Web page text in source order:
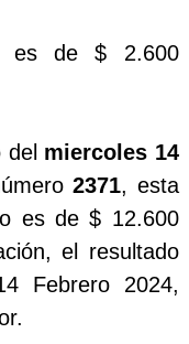
de $ 2.600
del miercoles 14
2371, esta
es de $ 12.600
el resultado
Febrero 2024,